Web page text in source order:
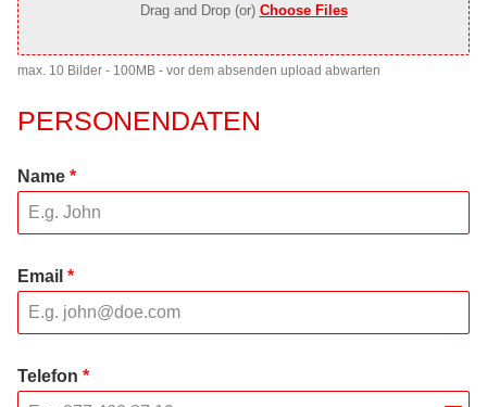
Drag and Drop (or) Choose Files
max. 10 Bilder - 100MB - vor dem absenden upload abwarten
PERSONENDATEN
Name *
Email *
Telefon *